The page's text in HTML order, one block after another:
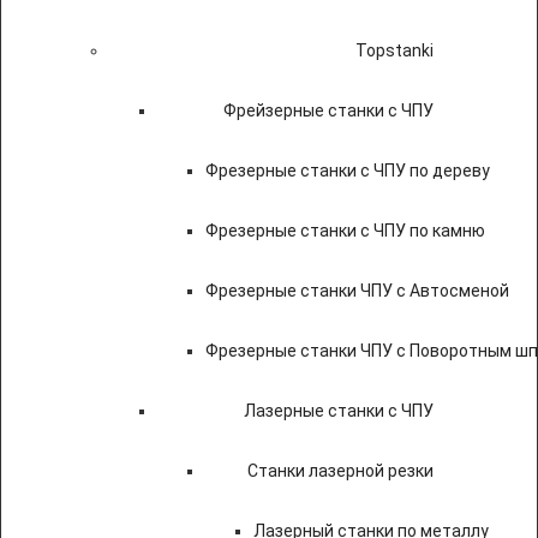
Topstanki
Фрейзерные станки с ЧПУ
Фрезерные станки с ЧПУ по дереву
Фрезерные станки с ЧПУ по камню
Фрезерные станки ЧПУ с Автосменой
Фрезерные станки ЧПУ с Поворотным
Лазерные станки с ЧПУ
Станки лазерной резки
Лазерный станки по металлу